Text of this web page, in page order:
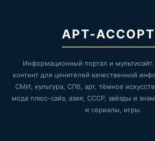
АРТ-
Информационный портал и
контент для ценителей качественной
СМИ, культура, СПб, арт, тёмное
мода плюс-сайз, азия, СССР, звёзды и
и сериалы, игры.